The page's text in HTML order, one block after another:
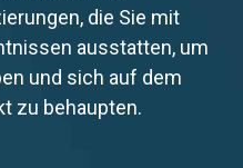
die Sie mit
ausstatten, um
und sich auf dem
zu behaupten.